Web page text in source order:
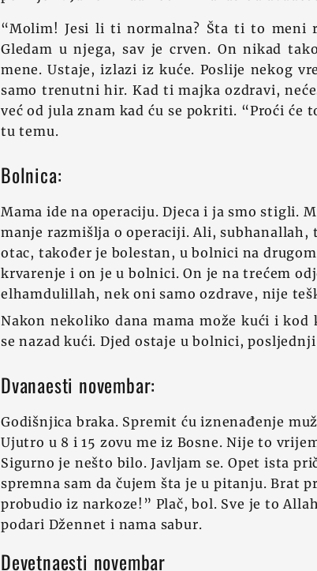
“Molim! Jesi li ti normalna? Šta ti to meni
Gledam u njega, sav je crven. On nikad
mene. Ustaje, izlazi iz kuće. Poslije nekog
samo trenutni hir. Kad ti majka ozdravi,
već od jula znam kad ću se pokriti. “Proći će
tu temu.
Bolnica:
Mama ide na operaciju. Djeca i ja smo stigli.
manje razmišlja o operaciji. Ali,
otac, također je bolestan, u bolnici na
krvarenje i on je u bolnici. On je na trećem
elhamdulillah, nek oni samo ozdrave, nije
Nakon nekoliko dana mama može kući i kod
se nazad kući. Djed ostaje u bolnici,
Dvanaesti novembar:
Godišnjica braka. Spremit ću iznenađenje
Ujutro u 8 i 15 zovu me iz Bosne. Nije to
Sigurno je nešto bilo. Javljam se. Opet ista
spremna sam da čujem šta je u pitanju. Brat
probudio iz narkoze!” Plač, bol. Sve je to
podari Džennet i nama sabur.
Devetnaesti novembar